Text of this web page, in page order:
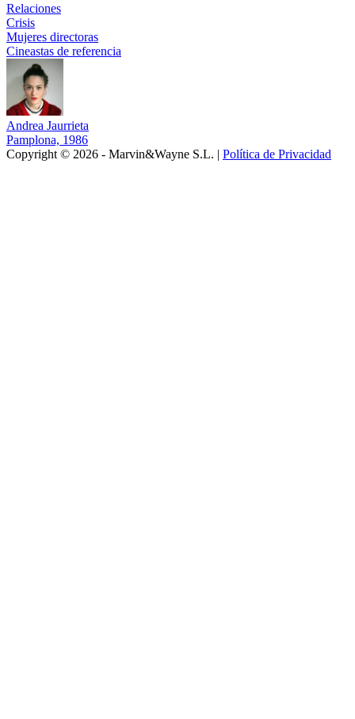
Relaciones
Crisis
Mujeres directoras
Cineastas de referencia
Andrea Jaurrieta
Pamplona, 1986
Copyright © 2026 - Marvin&Wayne S.L. | Política de Privacidad